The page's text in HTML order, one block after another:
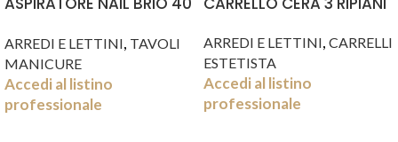
ARREDI E LETTINI, TAVOLI
MANICURE
Accedi al listino
professionale
ARREDI E LETTINI, CARRELLI
ESTETISTA
Accedi al listino
professionale